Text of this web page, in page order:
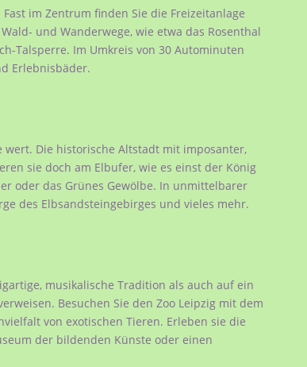
im Zentrum finden Sie die Freizeitanlage
und Wanderwege, wie etwa das Rosenthal
Talsperre. Im Umkreis von 30 Autominuten
Erlebnisbäder.
wert. Die historische Altstadt mit imposanter,
sie doch am Elbufer, wie es einst der König
oder das Grünes Gewölbe. In unmittelbarer
des Elbsandsteingebirges und vieles mehr.
musikalische Tradition als auch auf ein
Besuchen Sie den Zoo Leipzig mit dem
von exotischen Tieren. Erleben sie die
der bildenden Künste oder einen